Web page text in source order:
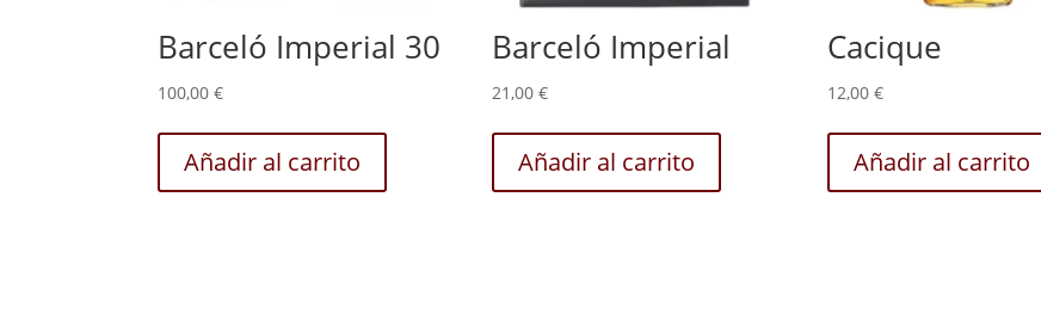
Barceló Imperial 30
100,00 €
Añadir al carrito
Barceló Imperial
21,00€
Añadir al carrito
Cacique
12,00 €
Añadir al carrito